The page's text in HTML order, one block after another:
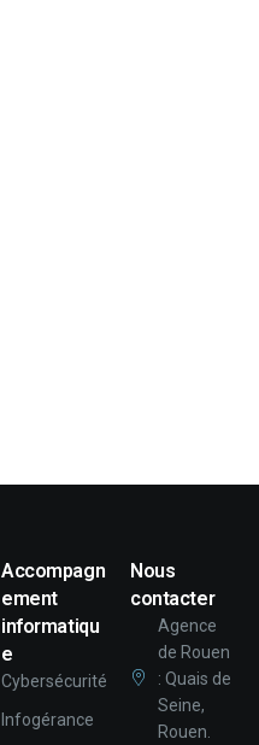
Accompagn
ement
informatiqu
e
Cybersécurité
Infogérance
Nous
contacter
Agence
de Rouen
: Quais de
Seine,
Rouen.